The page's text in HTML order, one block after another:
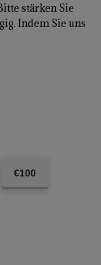
stärken Sie
Indem Sie uns
€100